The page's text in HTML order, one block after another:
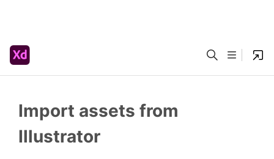
Import assets from
Illustrator